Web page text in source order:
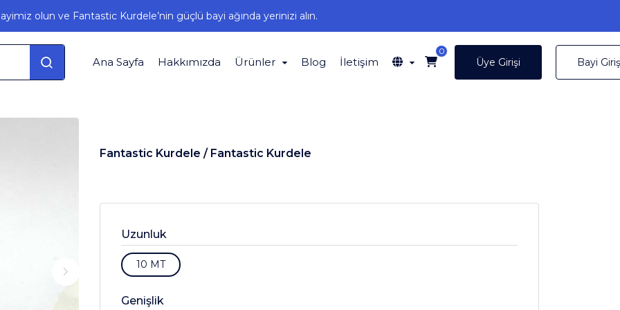
olun ve Fantastic Kurdele’nin güçlü bayi ağında yerinizi alın.
Ana Sayfa Hakkımızda Ürünler Blog İletişim
0
Üye Girişi Bayi
Fantastic Kurdele / Fantastic Kurdele
Uzunluk
10 MT
Genişlik